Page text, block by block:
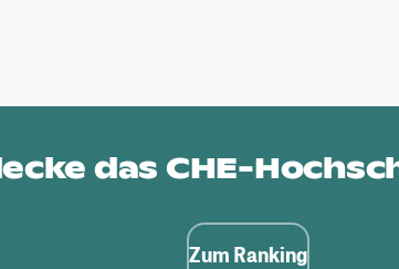
das CHE-
Zum Ranking